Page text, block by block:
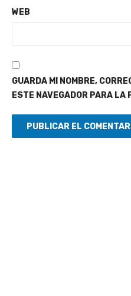
WEB
GUARDA MI NOMBRE,
ESTE NAVEGADOR PARA LA